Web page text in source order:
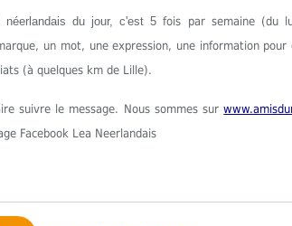
néerlandais du jour, c'est 5fois par semaine (du
un mot, une expression, une information
(à quelques km de Lille).
suivre le message. Nous sommes sur
Facebook Lea Neerlandais